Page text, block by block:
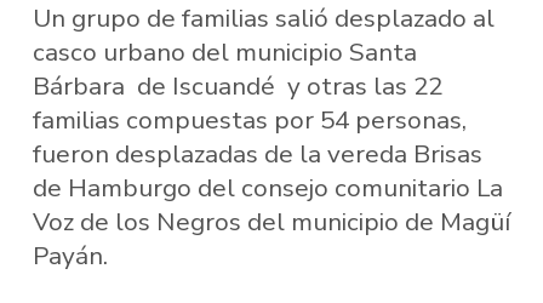
Un grupo de familias salió desplazado al
casco urbano del municipio Santa
Bárbara de Iscuandé y otras las 22
familias compuestas por 54 personas,
fueron desplazadas de la vereda Brisas
de Hamburgo del consejo comunitario La
Voz de los Negros del municipio de Magüí
Payán.